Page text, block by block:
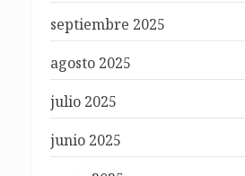
septiembre 2025
agosto 2025
julio 2025
junio 2025